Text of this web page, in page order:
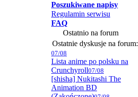
Poszukiwane napisy
Regulamin serwisu
FAQ
Ostatnio na forum
Ostatnie dyskusje na forum:
07/08
Lista anime po polsku na
Crunchyroll07/08
[shisha] Nukitashi The
Animation BD